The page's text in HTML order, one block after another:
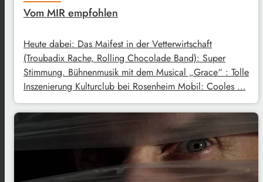
Vom MIR empfohlen
Heute dabei: Das Maifest in der Vetterwirtschaft
(Troubadix Rache, Rolling Chocolade Band): Super
Stimmung. Bühnenmusik mit dem Musical „Grace“ : Tolle
Inszenierung Kulturclub bei Rosenheim Mobil: Cooles …